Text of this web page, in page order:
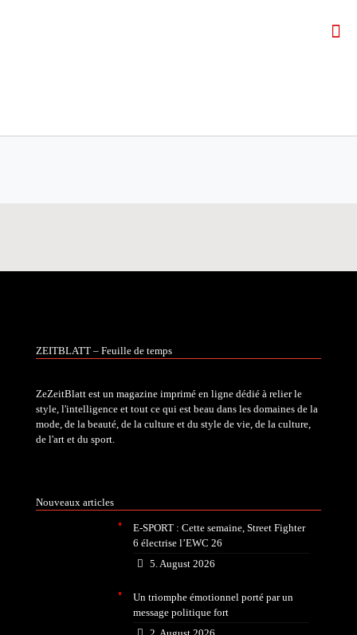
ZEITBLATT – Feuille de temps
ZeZeitBlatt est un magazine imprimé en ligne dédié à relier le
style, l'intelligence et tout ce qui est beau dans les domaines de la
mode, de la beauté, de la culture et du style de vie, de la culture,
de l'art et du sport.
Nouveaux articles
E-SPORT : Cette semaine, Street Fighter
6 électrise l’EWC 26
5. August 2026
Un triomphe émotionnel porté par un
message politique fort